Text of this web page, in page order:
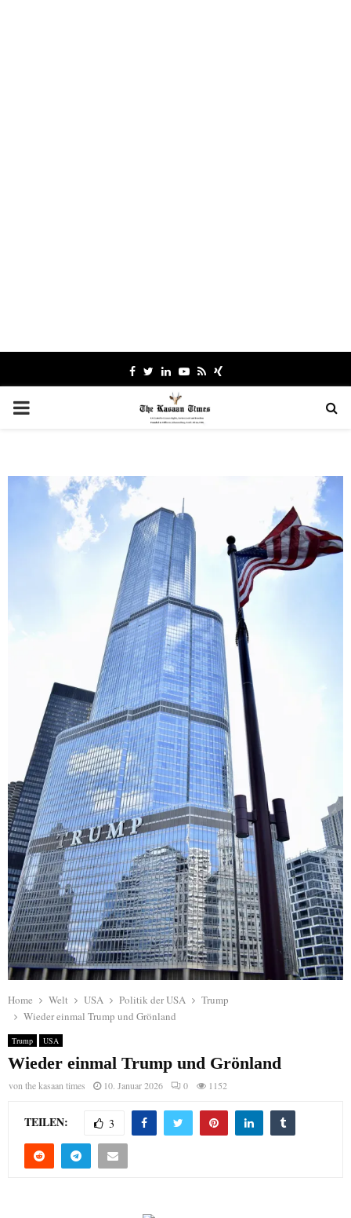
Facebook
TwitterLinkedinYoutube
RssXing
PRIMARY
Home Welt USA Politik der USA
Trump
Wieder einmal Trump und Grönland
Trump USA
Wieder einmal Trump und Grönland
vonthe kasaan times 10. Januar 2026 0 1152
TEILEN: 3